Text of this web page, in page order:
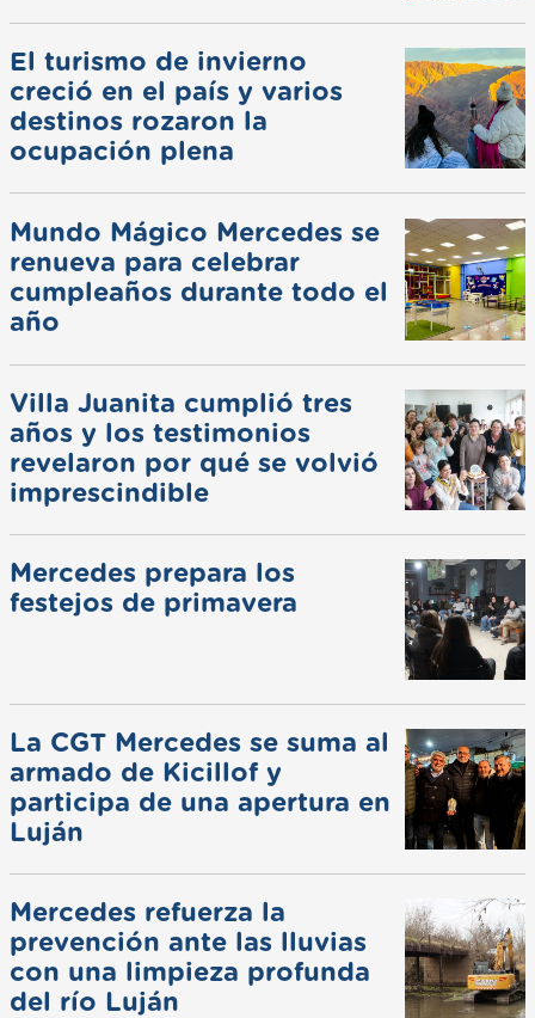
El turismo de invierno
creció en el país y varios
destinos rozaron la
ocupación plena
Mundo Mágico Mercedes se
renueva para celebrar
cumpleaños durante todo el
año
Villa Juanita cumplió tres
años y los testimonios
revelaron por qué se volvió
imprescindible
Mercedes prepara los
festejos de primavera
La CGT Mercedes se suma al
armado de Kicillof y
participa de una apertura en
Luján
Mercedes refuerza la
prevención ante las lluvias
con una limpieza profunda
del río Luján